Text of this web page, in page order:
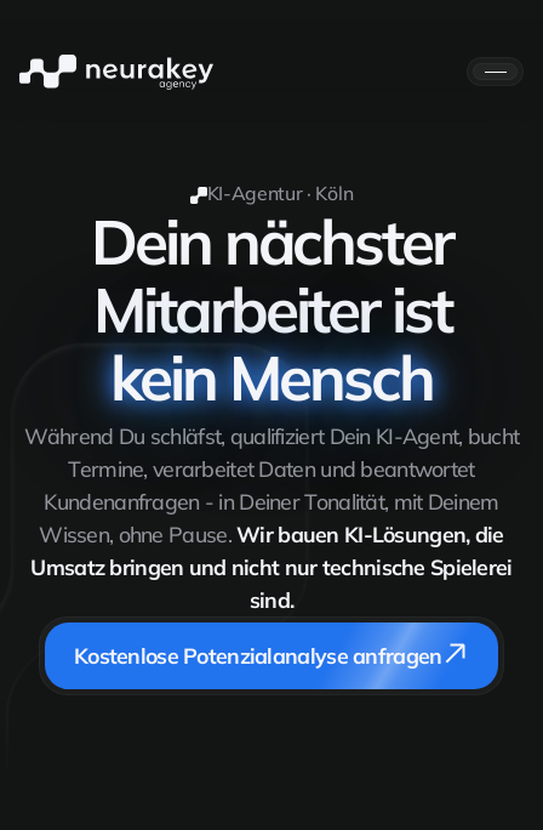
KI-Agentur · Köln
Dein nächster
Mitarbeiter ist
kein Mensch
Während Du schläfst, qualifiziert Dein KI-Agent, bucht
Termine, verarbeitet Daten und beantwortet
Kundenanfragen - in Deiner Tonalität, mit Deinem
Wissen, ohne Pause.Wir bauen KI-Lösungen, die
Umsatz bringen und nicht nur technische Spielerei
sind.
Kostenlose Potenzialanalyse anfragen